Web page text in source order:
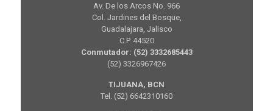
Av. De los Arcos No. 966
Col. Jardines del Bosque,
Guadalajara, Jalisco
C.P. 44520
Conmutador: (52) 3332685443
(52) 3326967426
TIJUANA, BCN
Tel. (52) 6642310160